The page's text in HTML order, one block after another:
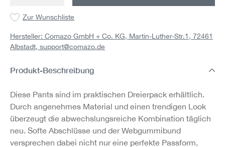
Zur Wunschliste
Hersteller: Comazo GmbH + Co. KG, Martin-Luther-Str.1, 72461
Albstadt, support@comazo.de
Produkt-Beschreibung
Diese Pants sind im praktischen Dreierpack erhältlich.
Durch angenehmes Material und einen trendigen Look
überzeugt die abwechslungsreiche Kombination täglich
neu. Softe Abschlüsse und der Webgummibund
versprechen dabei nicht nur eine perfekte Passform,